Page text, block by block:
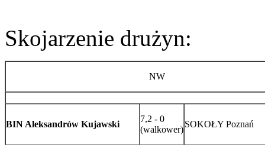
Skojarzenie drużyn:
NW
BIN Aleksandrów Kujawski
7,2 - 0
(walkower)
SOKOŁY Poznań